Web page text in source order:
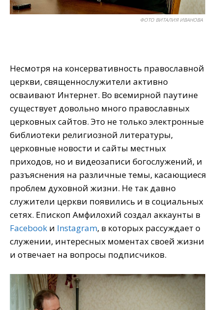
ФОТО ВИТАЛИЯ ИВАНОВА
Несмотря на консервативность православной
церкви, священнослужители активно
осваивают Интернет. Во всемирной паутине
существует довольно много православных
церковных сайтов. Это не только электронные
библиотеки религиозной литературы,
церковные новости и сайты местных
приходов, но и видеозаписи богослужений, и
разъяснения на различные темы, касающиеся
проблем духовной жизни. Не так давно
служители церкви появились и в социальных
сетях. Епископ Амфилохий создал аккаунты в
Facebook и Instagram, в которых рассуждает о
служении, интересных моментах своей жизни
и отвечает на вопросы подписчиков.